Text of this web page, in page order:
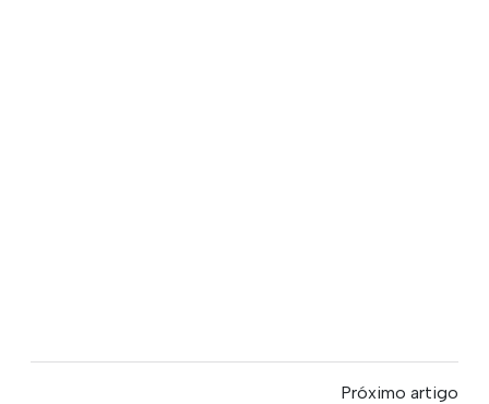
Próximo artigo